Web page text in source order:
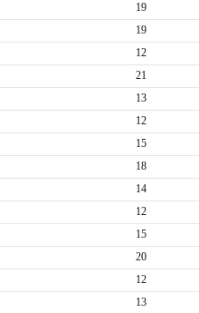
19
19
12
21
13
12
15
18
14
12
15
20
12
13